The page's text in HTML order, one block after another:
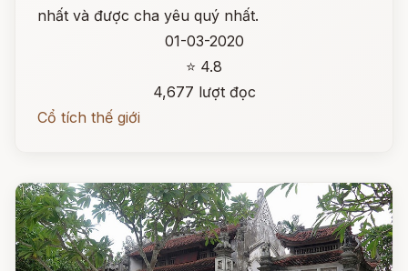
nhất và được cha yêu quý nhất.
01-03-2020
⭐ 4.8
4,677 lượt đọc
Cổ tích thế giới